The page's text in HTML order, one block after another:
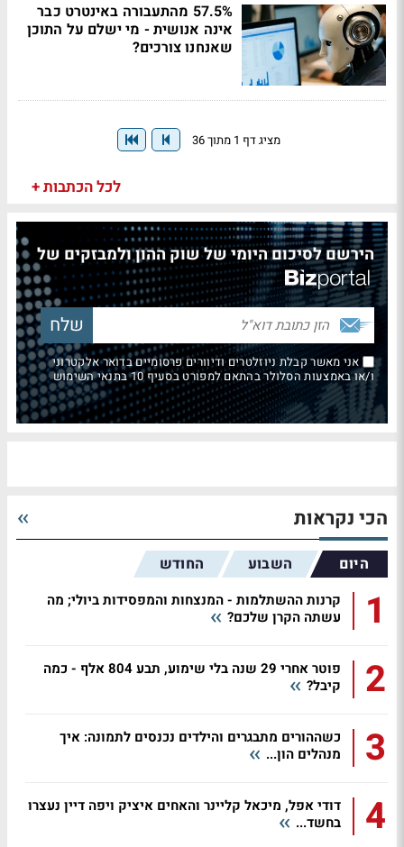
57.5% מהתעבורה באינטרט כבר
אינה אנושית - מי ישלם על התוכן
שאנחנו צורכים?
מציג דף 1 מתוך 36
לכל הכתבות +
הירשם לסיכום היומי של שוק ההון ולמבזקים של
אני מאשר קבלת ניוזלטרים ודיוורים פרסומיים בדואר אלקטרוני
ו/או באמצעות הסלולר בהתאם למפורט בסעיף 10 בתנאי השימוש
הכי נקראות
היום השבוע החודש
1
קרנות ההשתלמות - המנצחות והמפסידות ביולי; מה
עשתה הקרן שלכם?
2
פוטר אחרי 29 שנה בלי שימוע, תבע 804 אלף - כמה
קיבל?
3
כשההורים מתבגרים והילדים נכנסים לתמונה: איך
מנהלים הון...
4
דודי אפל, מיכאל קליינר והאחים איציק ויפה דיין נעצרו
בחשד...